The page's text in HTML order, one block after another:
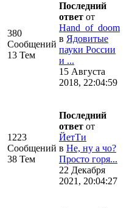
380
Сообщений
13 Тем
Последний
ответ от
Hand_of_doom
в Ядовитые
пауки России
и ...
15 Августа
2018, 22:04:59
1223
Сообщений
38 Тем
Последний
ответ от
ЙетТи
в Не, ну а чо?
Просто горя...
22 Декабря
2021, 20:04:27